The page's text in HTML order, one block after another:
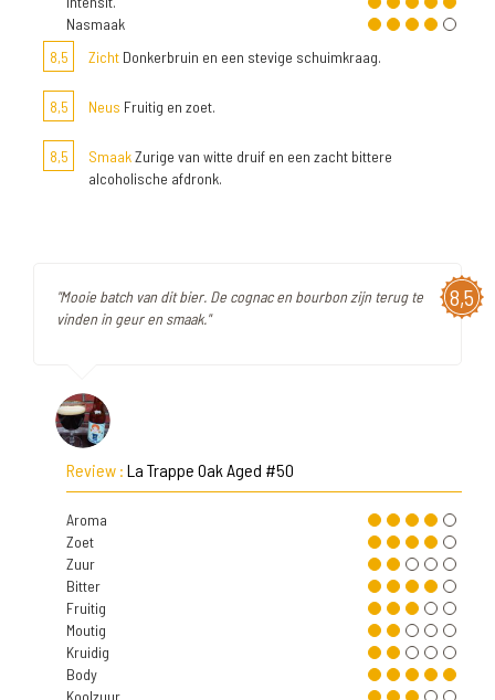
Nasmaak
8,5
Zicht Donkerbruin en een stevige schuimkraag.
8,5 Neus Fruitig en zoet.
8,5 SmaakZurige van witte druif en een zacht bittere
alcoholische afdronk.
8,5
"Mooie batch van dit bier. De cognac en bourbon zijn terug te
vinden in geur en smaak."
Review : La Trappe Oak Aged #50
Aroma
Zoet
Zuur
Bitter
Fruitig
Moutig
Kruidig
Body
Koolzuur